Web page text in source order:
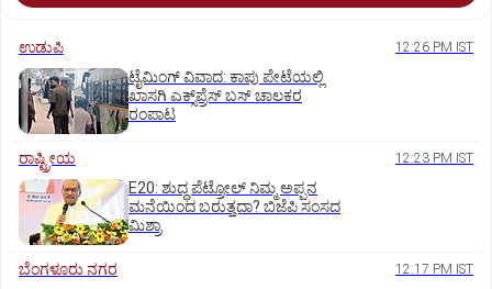
ಉಡುಪಿ 12:26 PM IST
ಟೈಮಿಂಗ್‌ ವಿವಾದ: ಕಾಪು ಪೇಟೆಯಲ್ಲಿ
ಖಾಸಗಿ ಎಕ್ಸ್‌ಪ್ರೆಸ್ ಬಸ್‌ ಚಾಲಕರ
ರಂಪಾಟ
ರಾಷ್ಟ್ರೀಯ 12:23 PM IST
E20: ಶುದ್ಧ ಪೆಟ್ರೋಲ್ ನಿಮ್ಮ ಅಪ್ಪನ
ಮನೆಯಿಂದ ಬರುತ್ತದಾ? ಬಿಜೆಪಿ ಸಂಸದ
ಮಿಶ್ರಾ
ಬೆಂಗಳೂರು ನಗರ 12:17 PM IST